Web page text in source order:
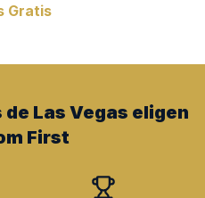
Gratis
Las Vegas eligen
First